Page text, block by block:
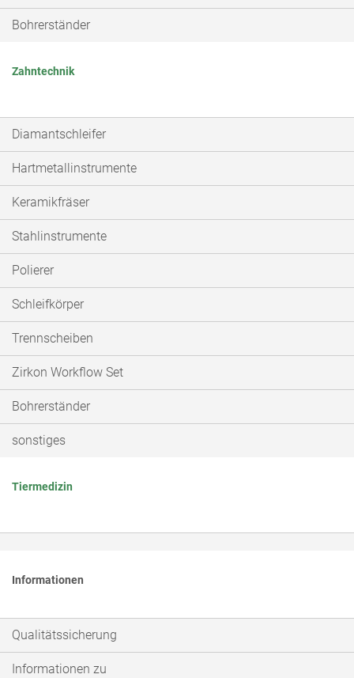
Bohrerständer
Zahntechnik
Diamantschleifer
Hartmetallinstrumente
Keramikfräser
Stahlinstrumente
Polierer
Schleifkörper
Trennscheiben
Zirkon Workflow Set
Bohrerständer
sonstiges
Tiermedizin
Informationen
Qualitätssicherung
Informationen zu